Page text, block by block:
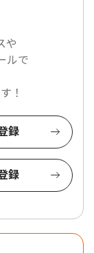
や
ルで
！
録
録